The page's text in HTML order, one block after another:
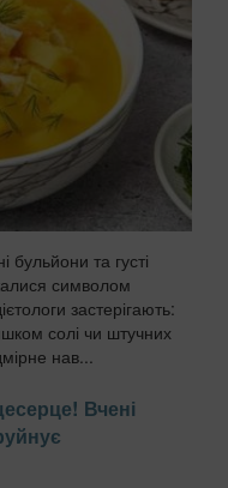
бульйони та густі
символом
застерігають:
солі чи штучних
нав...
Вчені